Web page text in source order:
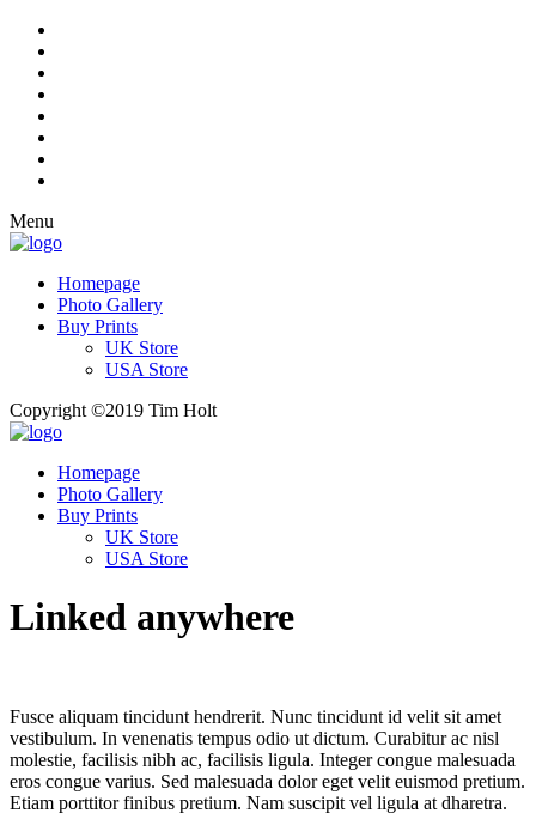
Menu
Homepage
Photo Gallery
Buy Prints
UK Store
USA Store
Copyright ©2019 Tim Holt
Homepage
Photo Gallery
Buy Prints
UK Store
USA Store
Linked anywhere
Fusce aliquam tincidunt hendrerit. Nunc tincidunt id velit sit amet
vestibulum. In venenatis tempus odio ut dictum. Curabitur ac nisl
molestie, facilisis nibh ac, facilisis ligula. Integer congue malesuada
eros congue varius. Sed malesuada dolor eget velit euismod pretium.
Etiam porttitor finibus pretium. Nam suscipit vel ligula at dharetra.